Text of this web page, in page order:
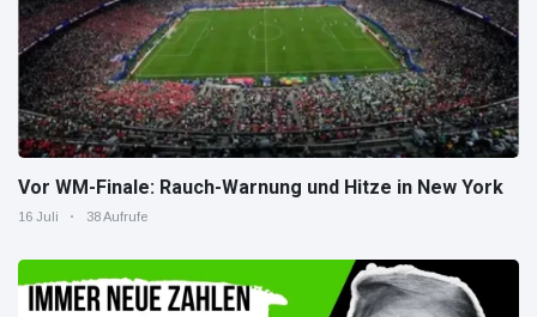
Vor WM-Finale: Rauch-Warnung und Hitze in New York
16 Juli 38 Aufrufe